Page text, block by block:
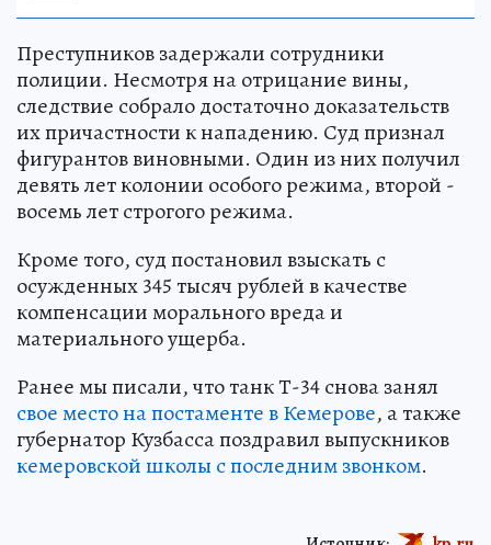
Преступников задержали сотрудники
полиции. Несмотря на отрицание вины,
следствие собрало достаточно доказательств
их причастности к нападению. Суд признал
фигурантов виновными. Один из них получил
девять лет колонии особого режима, второй -
восемь лет строгого режима.
Кроме того, суд постановил взыскать с
осужденных 345 тысяч рублей в качестве
компенсации морального вреда и
материального ущерба.
Ранее мы писали, что танк Т-34 снова занял
свое место на постаменте в Кемерове, а также
губернатор Кузбасса поздравил выпускников
кемеровской школы с последним звонком.